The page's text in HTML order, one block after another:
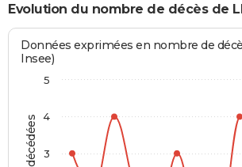
Evolution du nombre de décès de
Données exprimées en nombre de
Insee)
3
4
5